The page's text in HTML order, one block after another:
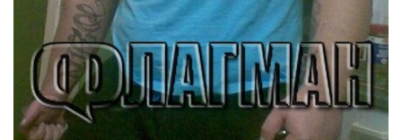
Коментарите
статиите
въвеждат
читателите